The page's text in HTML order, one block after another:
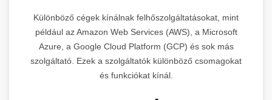
Különböző cégek kínálnak felhőszolgáltatásokat, mint
például az Amazon Web Services (AWS), a Microsoft
Azure, a Google Cloud Platform (GCP) és sok más
szolgáltató. Ezek a szolgáltatók különböző csomagokat
és funkciókat kínál.